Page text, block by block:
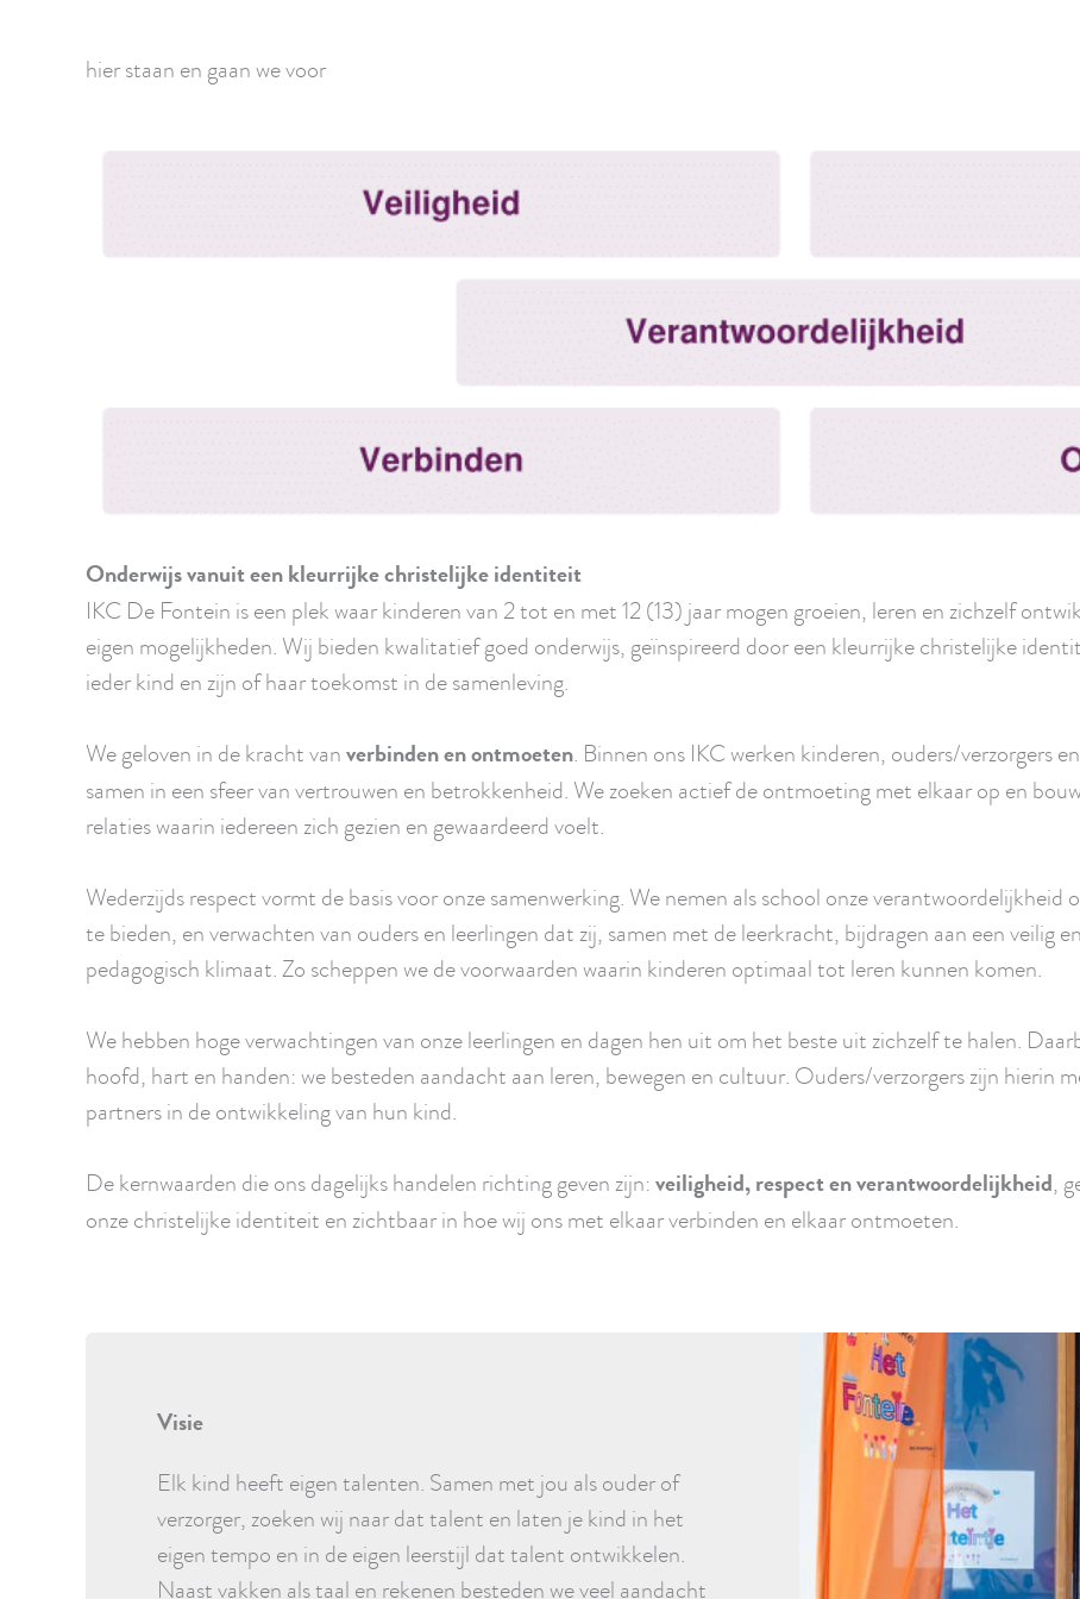
hier staan en gaan we voor
Onderwijs vanuit een kleurrijke christelijke identiteit
IKC De Fontein is een plek waar kinderen van 2 tot en met 12 (13) jaar mogen groeien, leren en zichzelf
eigen mogelijkheden. Wij bieden kwalitatief goed onderwijs, geïnspireerd door een kleurrijke christelijke
ieder kind en zijn of haar toekomst in de samenleving.
We geloven in de kracht vanverbinden en ontmoeten. Binnen ons IKC werken kinderen, ouders/verzorgers en
samen in een sfeer van vertrouwen en betrokkenheid. We zoeken actief de ontmoeting met elkaar op en
relaties waarin iedereen zich gezien en gewaardeerd voelt.
Wederzijds respect vormt de basis voor onze samenwerking. We nemen als school onze verantwoordelijkheid
te bieden, en verwachten van ouders en leerlingen dat zij, samen met de leerkracht, bijdragen aan een veilig
pedagogisch klimaat. Zo scheppen we de voorwaarden waarin kinderen optimaal tot leren kunnen komen.
We hebben hoge verwachtingen van onze leerlingen en dagen hen uit om het beste uit zichzelf te halen.
hoofd, hart en handen: we besteden aandacht aan leren, bewegen en cultuur. Ouders/verzorgers zijn hierin
partners in de ontwikkeling van hun kind.
De kernwaarden die ons dagelijks handelen richting geven zijn:veiligheid, respect en verantwoordelijkheid,
onze christelijke identiteit en zichtbaar in hoe wij ons met elkaar verbinden en elkaar ontmoeten.
Visie
Elk kind heeft eigen talenten. Samen met jou als ouder of
verzorger, zoeken wij naar dat talent en laten je kind in het
eigen tempo en in de eigen leerstijl dat talent ontwikkelen.
Naast vakken als taal en rekenen besteden we veel aandacht